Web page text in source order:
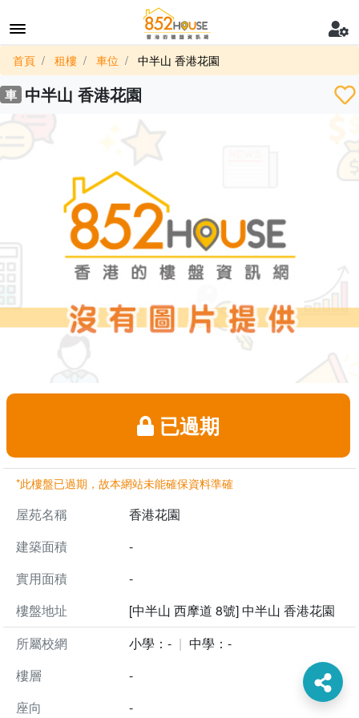
首頁 租樓 車位 中半山 香港花園
車 中半山 香港花園
已過期
*此樓盤已過期，故本網站未能確保資料準確
屋苑名稱
香港花園
建築面積
-
實用面積
-
樓盤地址
[中半山 西摩道 8號] 中半山 香港花園
所屬校網
小學：-
中學：-
樓層
-
座向
-